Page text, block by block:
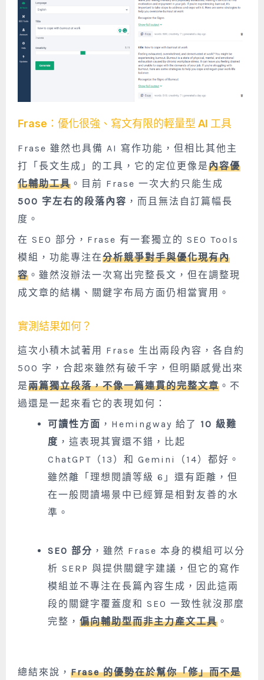
Frase：優化很強、寫文有限的輕量型 AI 工具
Frase 雖然也具備 AI 寫作功能，但相比其他主
打「長文生成」的工具，它的定位更像是內容優
化輔助工具 。目前 Frase 一次大約只能生成
500 字左右的段落內容 ，而且無法自訂篇幅長
度。
在 SEO 部分，Frase 有一套獨立的 SEO Tools
模組，功能專注在分析競爭對手與優化現有內
容 。雖然沒辦法一次寫出完整長文，但在調整現
成文章的結構、關鍵字布局方面仍相當實用。
實測結果如何？
這次小積木試著用 Frase 生出兩段內容，各自約
500 字，合起來雖然有破千字，但明顯感覺出來
是兩篇獨立段落，不像一篇連貫的完整文章 。不
過還是一起來看它的表現如何：
可讀性方面 ，Hemingway 給了 10 級難
度 ，這表現其實還不錯，比起
ChatGPT（13）和 Gemini（14）都好。
雖然離「理想閱讀等級 6」還有距離，但
在一般閱讀場景中已經算是相對友善的水
準。
SEO 部分 ，雖然 Frase 本身的模組可以分
析 SERP 與提供關鍵字建議，但它的寫作
模組並不專注在長篇內容生成，因此這兩
段的關鍵字覆蓋度和 SEO 一致性就沒那麼
完整， 偏向輔助型而非主力產文工具 。
總結來說， Frase 的優勢在於幫你「修」而不是